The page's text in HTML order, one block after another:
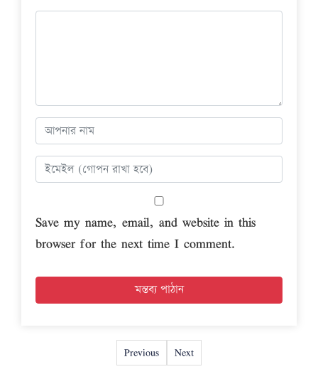
Save my name, email, and website in this
browser for the next time I comment.
Previous Next